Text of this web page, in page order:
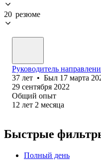
20 резюме
Руководитель
37 лет • Был 17 марта
29 сентября 2022
Общий опыт
12 лет 2 месяца
Быстрые
Полный день